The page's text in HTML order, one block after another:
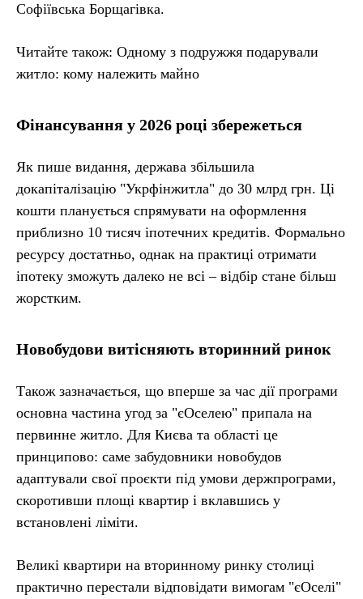
Софіївська Борщагівка.
Читайте також: Одному з подружжя подарували
житло: кому належить майно
Фінансування у 2026 році збережеться
Як пише видання, держава збільшила
докапіталізацію "Укрфінжитла" до 30 млрд грн. Ці
кошти планується спрямувати на оформлення
приблизно 10 тисяч іпотечних кредитів. Формально
ресурсу достатньо, однак на практиці отримати
іпотеку зможуть далеко не всі – відбір стане більш
жорстким.
Новобудови витісняють вторинний ринок
Також зазначається, що вперше за час дії програми
основна частина угод за "єОселею" припала на
первинне житло. Для Києва та області це
принципово: саме забудовники новобудов
адаптували свої проєкти під умови держпрограми,
скоротивши площі квартир і вклавшись у
встановлені ліміти.
Великі квартири на вторинному ринку столиці
практично перестали відповідати вимогам "єОселі"